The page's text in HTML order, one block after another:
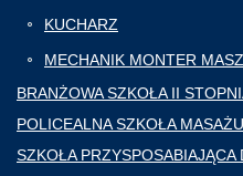
KUCHARZ
MECHANIK MONTER
BRANŻOWA SZKOŁA II
POLICEALNA SZKOŁA MASAŻU
SZKOŁA PRZYSPOSABIAJĄCA